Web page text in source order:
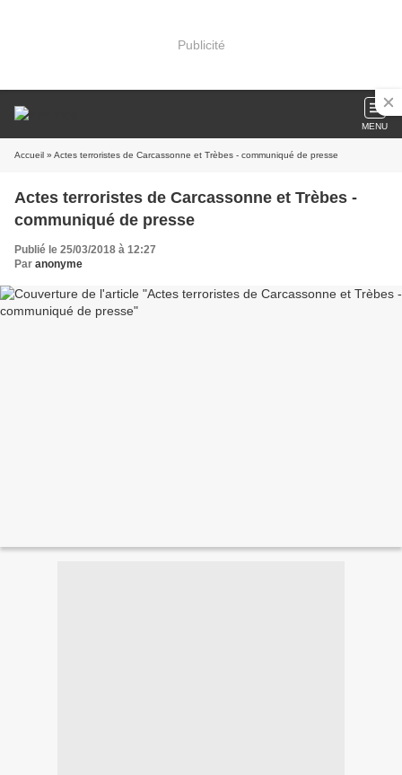
Publicité
MENU
Accueil » Actes terroristes de Carcassonne et Trèbes - communiqué de presse
Actes terroristes de Carcassonne et Trèbes -
communiqué de presse
Publié le 25/03/2018 à 12:27
Par anonyme